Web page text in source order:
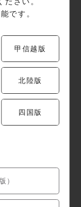
です。
甲信越版
北陸版
四国版
）
がら低カロリー
食材です。
代謝の向上に役
続させるため、
。
つお刺身」や
しく摂取する絶